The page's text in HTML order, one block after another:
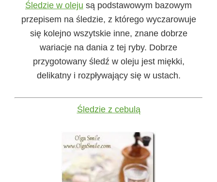
Śledzie w oleju są podstawowym bazowym
przepisem na śledzie, z którego wyczarowuje
się kolejno wszytskie inne, znane dobrze
wariacje na dania z tej ryby. Dobrze
przygotowany śledź w oleju jest miękki,
delikatny i rozpływający się w ustach.
Śledzie z cebulą